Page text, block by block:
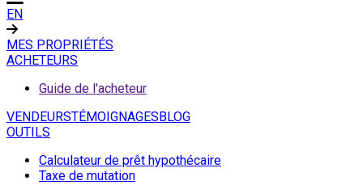
EN
MES PROPRIÉTÉS
ACHETEURS
Guide de l'acheteur
VENDEURSTÉMOIGNAGESBLOG
OUTILS
Calculateur de prêt hypothécaire
Taxe de mutation